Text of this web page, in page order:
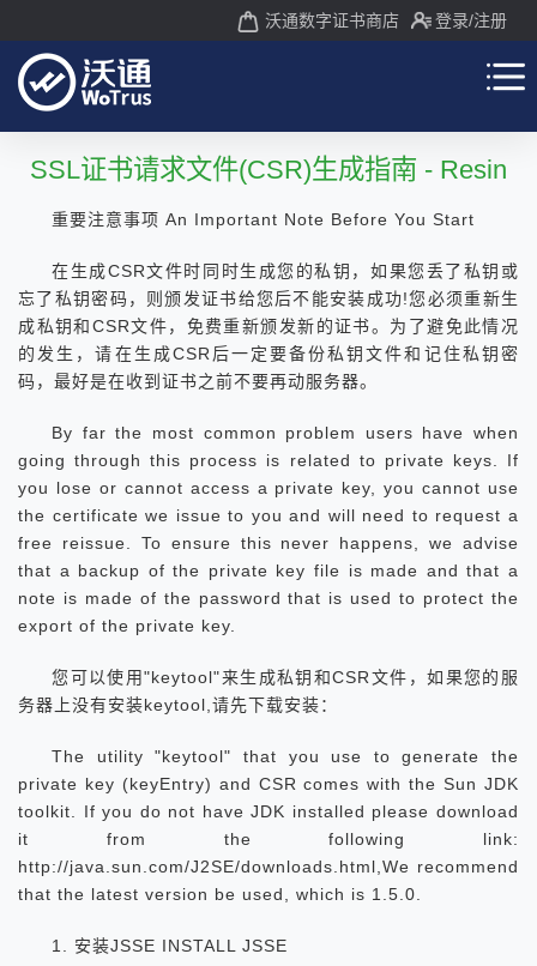
沃通数字证书商店 登录/注册
SSL证书请求文件(CSR)生成指南 - Resin
重要注意事项 An Important Note Before You Start
在生成CSR文件时同时生成您的私钥，如果您丢了私钥或
忘了私钥密码，则颁发证书给您后不能安装成功!您必须重新生
成私钥和CSR文件，免费重新颁发新的证书。为了避免此情况
的发生，请在生成CSR后一定要备份私钥文件和记住私钥密
码，最好是在收到证书之前不要再动服务器。
By far the most common problem users have when
going through this process is related to private keys. If
you lose or cannot access a private key, you cannot use
the certificate we issue to you and will need to request a
free reissue. To ensure this never happens, we advise
that a backup of the private key file is made and that a
note is made of the password that is used to protect the
export of the private key.
您可以使用"keytool"来生成私钥和CSR文件，如果您的服
务器上没有安装keytool,请先下载安装：
The utility "keytool" that you use to generate the
private key (keyEntry) and CSR comes with the Sun JDK
toolkit. If you do not have JDK installed please download
it from the following link:
http://java.sun.com/J2SE/downloads.html,We recommend
that the latest version be used, which is 1.5.0.
1. 安装JSSE INSTALL JSSE